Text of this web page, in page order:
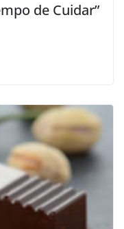
de Cuidar”